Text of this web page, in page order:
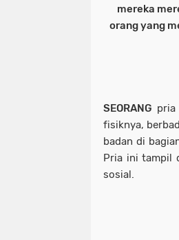
mereka
orang yang
SEORANG pria
fisiknya,
badan di
Pria ini tampil
sosial.